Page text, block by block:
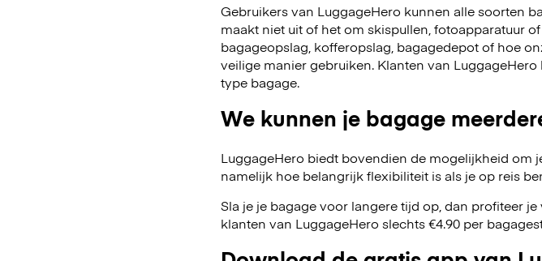
Gebruikers van LuggageHero kunnen alle soorten
maakt niet uit of het om skispullen, fotoapparatuur
bagageopslag, kofferopslag, bagagedepot of hoe
veilige manier gebruiken. Klanten van
type bagage.
We kunnen je bagage
LuggageHero biedt bovendien de mogelijkheid om
namelijk hoe belangrijk flexibiliteit is als je op reis
Sla je je bagage voor langere tijd op, dan profiteer
klanten van LuggageHero slechts €4.90 per